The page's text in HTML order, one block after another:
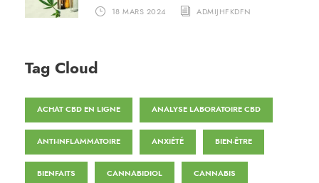
18 MARS 2024 ADMIJHFKDFN
Tag Cloud
ACHAT CBD EN LIGNE ANALYSE LABORATOIRE CBD
ANTI-INFLAMMATOIRE ANXIÉTÉ BIEN-ÊTRE
BIENFAITS CANNABIDIOL CANNABIS